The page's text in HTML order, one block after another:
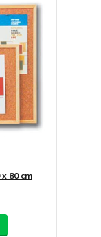
80 cm